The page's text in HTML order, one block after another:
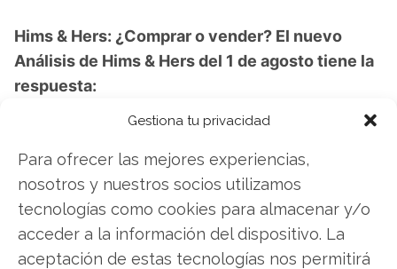
Gestiona tu privacidad
Para ofrecer las mejores experiencias,
nosotros y nuestros socios utilizamos
tecnologías como cookies para almacenar y/o
acceder a la información del dispositivo. La
aceptación de estas tecnologías nos permitirá
Hims & Hers: ¿Comprar o vender? El nuevo
Análisis de Hims & Hers del 1 de agosto tiene la
respuesta:
Los últimos resultados de Hims & Hers son
contundentes: Acción inmediata requerida para
los inversores de Hims & Hers. ¿Merece la pena
invertir o es momento de vender? En el Análisis
gratuito actual del 1 de agosto descubrirá
exactamente qué hacer.